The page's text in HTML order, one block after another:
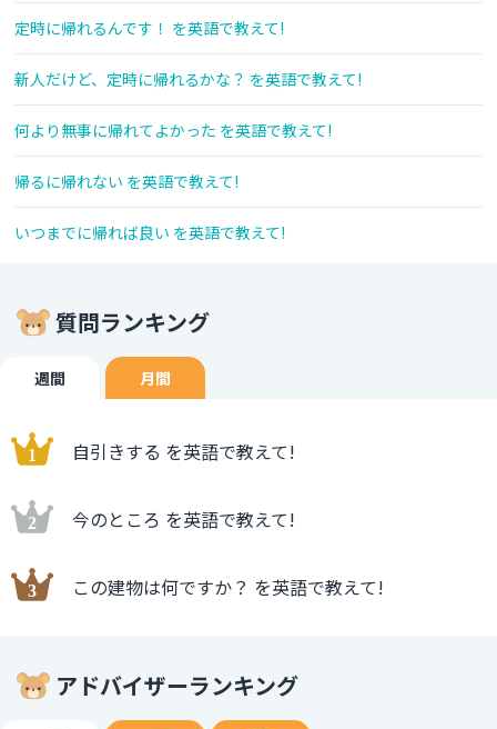
定時に帰れるんです！ を英語で教えて!
新人だけど、定時に帰れるかな？ を英語で教えて!
何より無事に帰れてよかった を英語で教えて!
帰るに帰れない を英語で教えて!
いつまでに帰れば良い を英語で教えて!
質問ランキング
週間 月間
自引きする を英語で教えて!
今のところ を英語で教えて!
この建物は何ですか？ を英語で教えて!
アドバイザーランキング